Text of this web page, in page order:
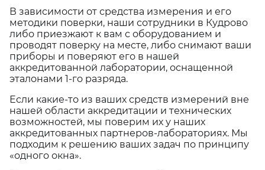
В зависимости от средства измерения и его
методики поверки, наши сотрудники в Кудрово
либо приезжают к вам с оборудованием и
проводят поверку на месте, либо снимают ваши
приборы и поверяют его в нашей
аккредитованной лаборатории, оснащенной
эталонами 1-го разряда.
Если какие-то из ваших средств измерений вне
нашей области аккредитации и технических
возможностей, мы поверим их у наших
аккредитованных партнеров-лабораториях. Мы
подходим к решению ваших задач по принципу
«одного окна».